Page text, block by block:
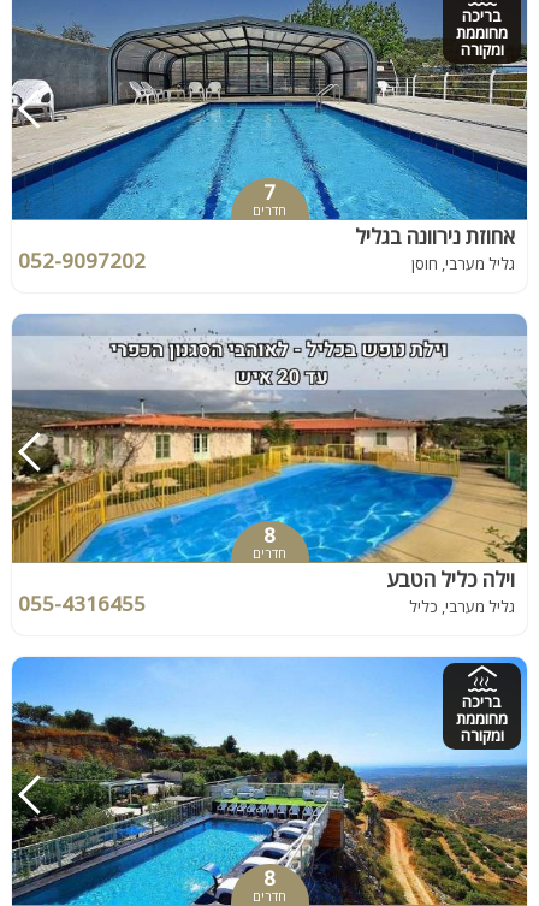
בריכה
מחוממת
ומקורה
7
חדרים
אחוזת נירוונה בגליל
גליל מערבי, חוסן 052-9097202
8
חדרים
וילה כליל הטבע
גליל מערבי, כליל 055-4316455
בריכה
מחוממת
ומקורה
8
חדרים